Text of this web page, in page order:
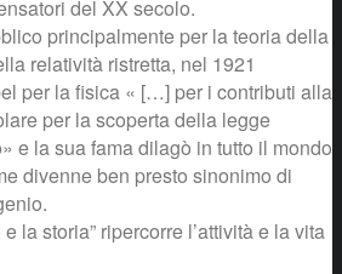
del XX secolo.
principalmente per la teoria della
relatività ristretta, nel 1921
per la fisica « […] per i contributi alla
per la scoperta della legge
e la sua fama dilagò in tutto il mondo
divenne ben presto sinonimo di
la storia” ripercorre l’attività e la vita